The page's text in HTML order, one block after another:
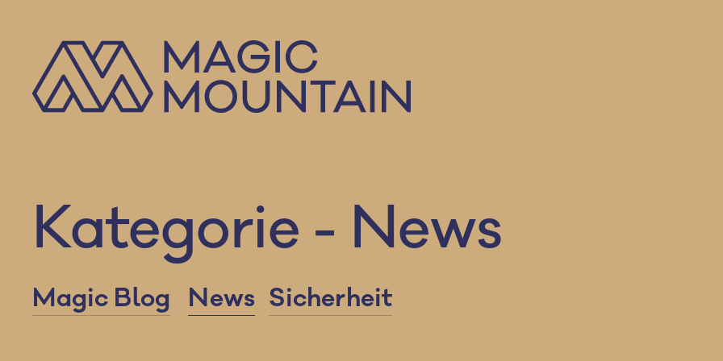
Zum
Inhalt
springen
Kategorie - News
Magic Blog News Sicherheit